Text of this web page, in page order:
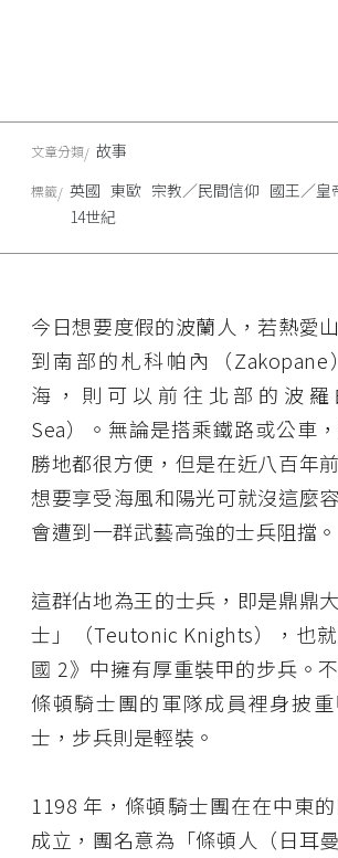
今日想要度假的波蘭人，若熱愛
到南部的札科帕內（Zakopane
海，則可以前往北部的波羅
Sea）。無論是搭乘鐵路或公車
勝地都很方便，但是在近八百年
想要享受海風和陽光可就沒這麼
會遭到一群武藝高強的士兵阻擋。
這群佔地為王的士兵，即是鼎鼎
士」（Teutonic Knights），也
國 2》中擁有厚重裝甲的步兵。
條頓騎士團的軍隊成員裡身披
士，步兵則是輕裝。
1198 年，條頓騎士團在在中東的
成立，團名意為「條頓人（日耳
文章分類 故事
標籤 英國 東歐 宗教／民間信仰 國王／皇
14世紀